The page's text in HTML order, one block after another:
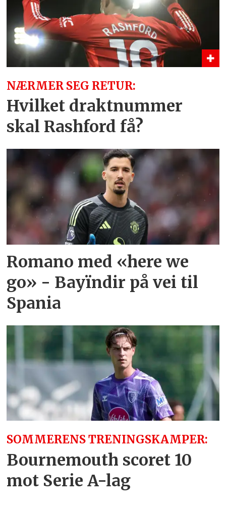
NÆRMER SEG RETUR:
Hvilket draktnummer
skal Rashford få?
Romano med «here we
go» - Bayïndir på vei til
Spania
SOMMERENS TRENINGSKAMPER:
Bournemouth scoret 10
mot Serie A-lag